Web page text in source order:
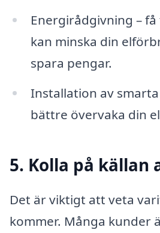
Energirådgivning –
kan minska din
spara pengar.
Installation av
bättre övervaka din
5. Kolla på källan
Det är viktigt att veta
kommer. Många kunder